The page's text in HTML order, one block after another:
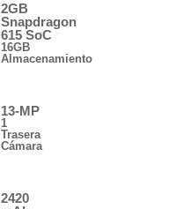
2GB
Snapdragon
615 SoC
16GB
Almacenamiento
13-MP
1
Trasera
Cámara
2420